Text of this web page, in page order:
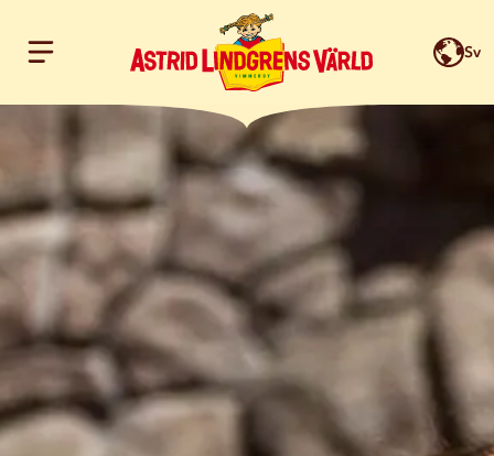
Hoppa till innehållet Sv